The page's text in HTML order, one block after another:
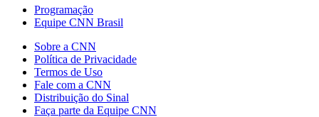
Programação
Equipe CNN Brasil
Sobre a CNN
Política de Privacidade
Termos de Uso
Fale com a CNN
Distribuição do Sinal
Faça parte da Equipe CNN